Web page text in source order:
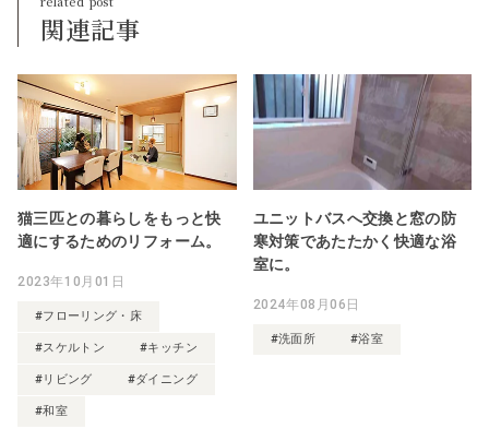
関連記事
猫三匹との暮らしをもっと快
適にするためのリフォーム。
2023年10月01日
#フローリング・床
#スケルトン #キッチン
#リビング #ダイニング
#和室
ユニットバスへ交換と窓の防
寒対策であたたかく快適な浴
室に。
2024年08月06日
#洗面所 #浴室